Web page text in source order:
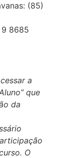
(85)
8685
a
que
da
O